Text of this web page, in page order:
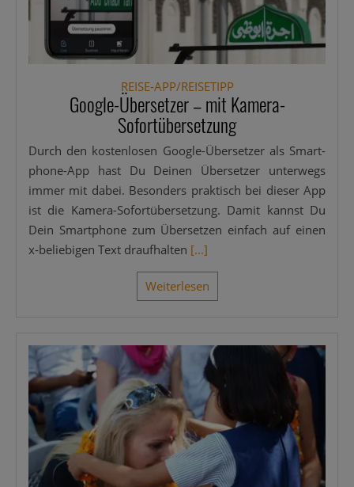
REISE-APP/REISETIPP
Google-Übersetzer – mit Kamera-
Sofortübersetzung
Durch den kos­ten­lo­sen Goo­g­­le-Über­­­se­t­­zer als Smar­t­­
pho­ne-App hast Du Dei­nen Über­set­zer unter­wegs
immer mit dabei. Beson­ders prak­tisch bei die­ser App
ist die Kame­ra-Sofor­t­­über­­­se­t­­zung. Damit kannst Du
Dein Smart­phone zum Über­set­zen ein­fach auf einen
x‑beliebigen Text drauf­hal­ten [...]
Wei­ter­le­sen